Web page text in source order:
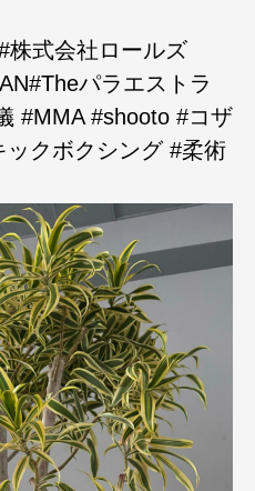
株式会社ロールズ
パラエストラ
#MMA #shooto #コザ
クボクシング #柔術